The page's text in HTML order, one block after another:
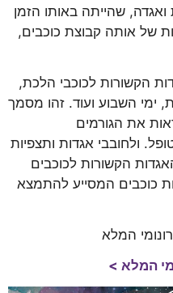
ואגדה, שהייתה באותו הזמן
של אותה קבוצת כוכבים,
הקשורות לכוכבי הלכת,
ימי השבוע ועוד. זהו מסמך
את הגורמים
ולחובבי אגדות ותצפיות
הקשורות לכוכבים
כוכבים המסייע להתמצא
המלא
המלא >